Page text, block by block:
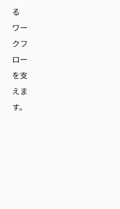
る
ワー
クフ
ロー
を支
えま
す。